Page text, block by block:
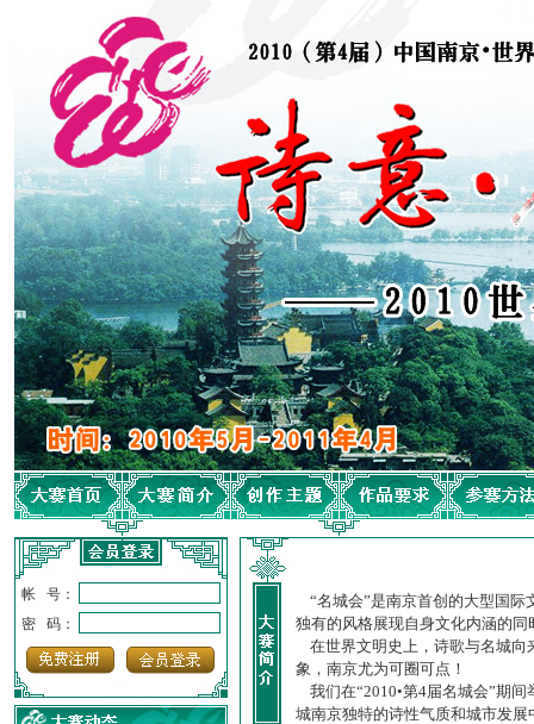
帐 号：
密 码：
“名城会”是南京首创的大型国际
独有的风格展现自身文化内涵的
在世界文明史上，诗歌与名城向
象，南京尤为可圈可点！
我们在“2010•第4届名城会”期
城南京独特的诗性气质和城市发